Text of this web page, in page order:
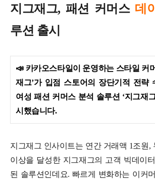
지그재그, 패션 커머스 데
루션 출시
📣 카카오스타일이 운영하는 스타일 커
재그’가 입점 스토어의 장단기적 전략
여성 패션 커머스 분석 솔루션 ‘지그재
시했습니다.
지그재그 인사이트는 연간 거래액 1조원,
이상을 달성한 지그재그의 고객 빅데이
된 솔루션인데요. 빠르게 변화하는 이커